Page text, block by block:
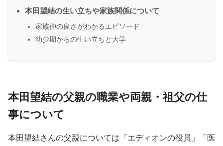
本田望結の生い立ちや家族関係について
家族仲の良さがわかるエピソード
幼少期からの生い立ちと大学
本田望結の父親の職業や両親・祖父の仕
事について
本田望結さんの父親については「エディオンの役員」「医